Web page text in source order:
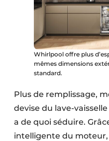
Whirlpool offre plus
mêmes dimensions
standard.
Plus de remplissage,
devise du lave-
a de quoi séduire.
intelligente du moteur,